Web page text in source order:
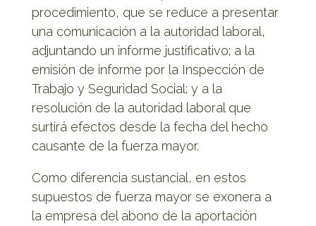
procedimiento, que se reduce a presentar
una comunicación a la autoridad laboral,
adjuntando un informe justificativo; a la
emisión de informe por la Inspección de
Trabajo y Seguridad Social; y a la
resolución de la autoridad laboral que
surtirá efectos desde la fecha del hecho
causante de la fuerza mayor.
Como diferencia sustancial, en estos
supuestos de fuerza mayor se exonera a
la empresa del abono de la aportación